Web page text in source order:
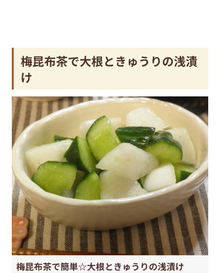
梅昆布茶で大根ときゅうりの浅漬
け
梅昆布茶で簡単☆大根ときゅうりの浅漬け